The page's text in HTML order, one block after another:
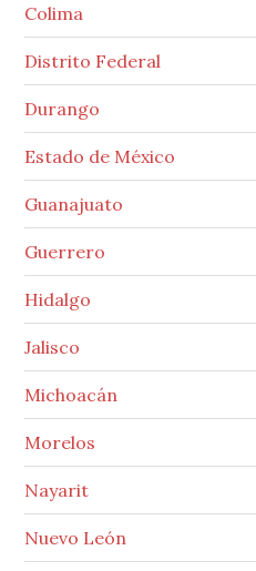
Colima
Distrito Federal
Durango
Estado de México
Guanajuato
Guerrero
Hidalgo
Jalisco
Michoacán
Morelos
Nayarit
Nuevo León